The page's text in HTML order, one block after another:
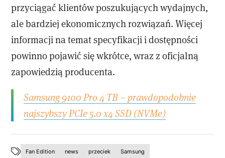
przyciągać klientów poszukujących wydajnych,
ale bardziej ekonomicznych rozwiązań. Więcej
informacji na temat specyfikacji i dostępności
powinno pojawić się wkrótce, wraz z oficjalną
zapowiedzią producenta.
Samsung 9100 Pro 4 TB – prawdopodobnie
najszybszy PCIe 5.0 x4 SSD (NVMe)
Fan Edition news przeciek Samsung